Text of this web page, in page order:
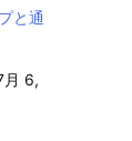
と通
月 6,